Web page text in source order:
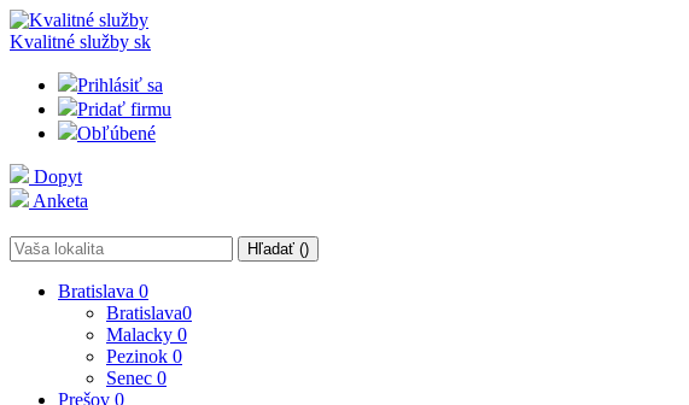
Kvalitné služby sk
Prihlásiť sa
Pridať firmu
Obľúbené
Dopyt
Anketa
Hľadať ()
Bratislava 0
Bratislava0
Malacky 0
Pezinok 0
Senec 0
Prešov 0